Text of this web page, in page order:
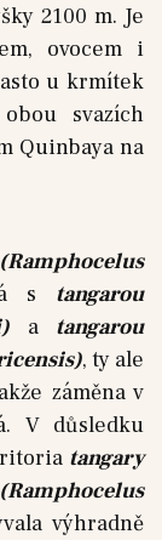
2100 m. Je
ovocem i
u krmítek
svazích
Quinbaya na
(Ramphocelus
s tangarou
a tangarou
, ty ale
záměna v
V důsledku
tangary
výhradně